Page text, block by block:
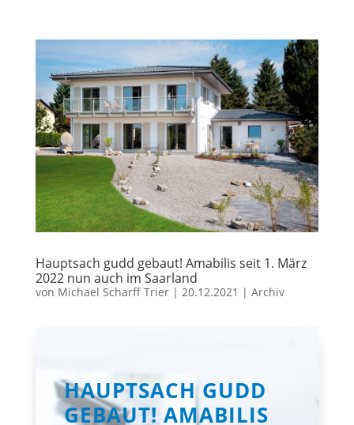
Hauptsach gudd gebaut! Amabilis seit 1. März
2022 nun auch im Saarland
von Michael Scharff Trier| 20.12.2021 | Archiv
HAUPTSACH GUDD
GEBAUT! AMABILIS